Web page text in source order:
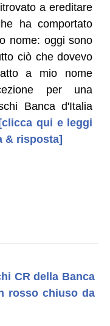
a ereditare
ha comportato
nome: oggi sono
ciò che dovevo
a mio nome
per una
Banca d'Italia
qui e leggi
& risposta]
CR della Banca
rosso chiuso da